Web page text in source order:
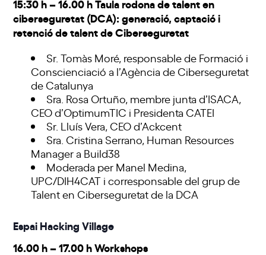
15:30 h – 16.00 h Taula rodona de talent en
ciberseguretat (DCA): generació, captació i
retenció de talent de Ciberseguretat
Sr. Tomàs Moré, responsable de Formació i
Conscienciació a l’Agència de Ciberseguretat
de Catalunya
Sra. Rosa Ortuño, membre junta d’ISACA,
CEO d’OptimumTIC i Presidenta CATEI
Sr. Lluís Vera, CEO d’Ackcent
Sra. Cristina Serrano, Human Resources
Manager a Build38
Moderada per Manel Medina,
UPC/DIH4CAT i corresponsable del grup de
Talent en Ciberseguretat de la DCA
Espai Hacking Village
16.00 h – 17.00 h Workshops